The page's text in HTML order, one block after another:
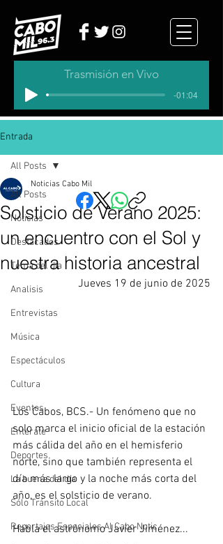
Trasmisión en Vivo
-01:04
Entrada
All Posts
Noticias
Destacados
Tema del dia
Analisis
Entrevistas
Música
Espectáculos
Cultura
Eventos
Entérate
Deportes
La buena del día
Sólo Tránsito Local
Reportajes Especiales Al Cabo Notic
All Posts
Solsticio de Verano 2025:
un encuentro con el Sol y
nuestra historia ancestral
Noticias Cabo Mil
Jueves 19 de junio de 2025
Los Cabos, BCS.- Un fenómeno que no
solo marca el inicio oficial de la estación
más cálida del año en el hemisferio
norte, sino que también representa el
día más largo y la noche más corta del
año, es el solsticio de verano.
Habla el astrónomo Javier Jiménez...